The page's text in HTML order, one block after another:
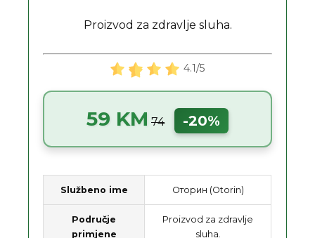
Proizvod za zdravlje sluha.
4.1/5
59 KM 74 -20%
Službeno ime Оторин (Otorin)
Područje
primjene
Proizvod za zdravlje
sluha.